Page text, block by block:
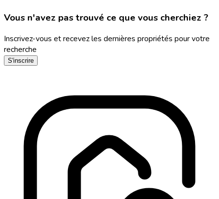
Vous n'avez pas trouvé ce que vous cherchiez ?
Inscrivez-vous et recevez les dernières propriétés pour votre
recherche
S'inscrire